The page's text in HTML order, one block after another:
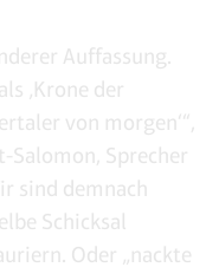
Auffassung.
‚Krone der
von morgen‘“,
Salomon, Sprecher
sind demnach
Schicksal
Oder „nackte